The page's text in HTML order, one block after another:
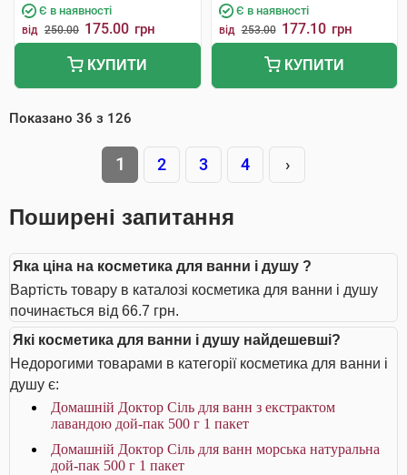
Є в наявності
від 250.00 175.00 грн
КУПИТИ
Є в наявності
від 253.00 177.10 грн
КУПИТИ
Показано 36 з 126
1 2 3 4 ›
Поширені запитання
Яка ціна на косметика для ванни і душу ?
Вартість товару в каталозі косметика для ванни і душу
починається від 66.7 грн.
Які косметика для ванни і душу найдешевші?
Недорогими товарами в категорії косметика для ванни і
душу є:
Домашній Доктор Сіль для ванн з екстрактом
лавандою дой-пак 500 г 1 пакет
Домашній Доктор Сіль для ванн морська натуральна
дой-пак 500 г 1 пакет